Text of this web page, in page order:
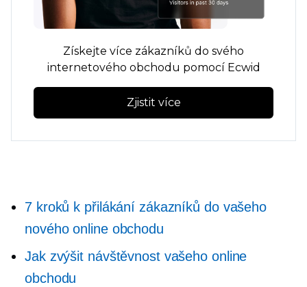
Získejte více zákazníků do svého
internetového obchodu pomocí Ecwid
Zjistit více
7 kroků k přilákání zákazníků do vašeho
nového online obchodu
Jak zvýšit návštěvnost vašeho online
obchodu